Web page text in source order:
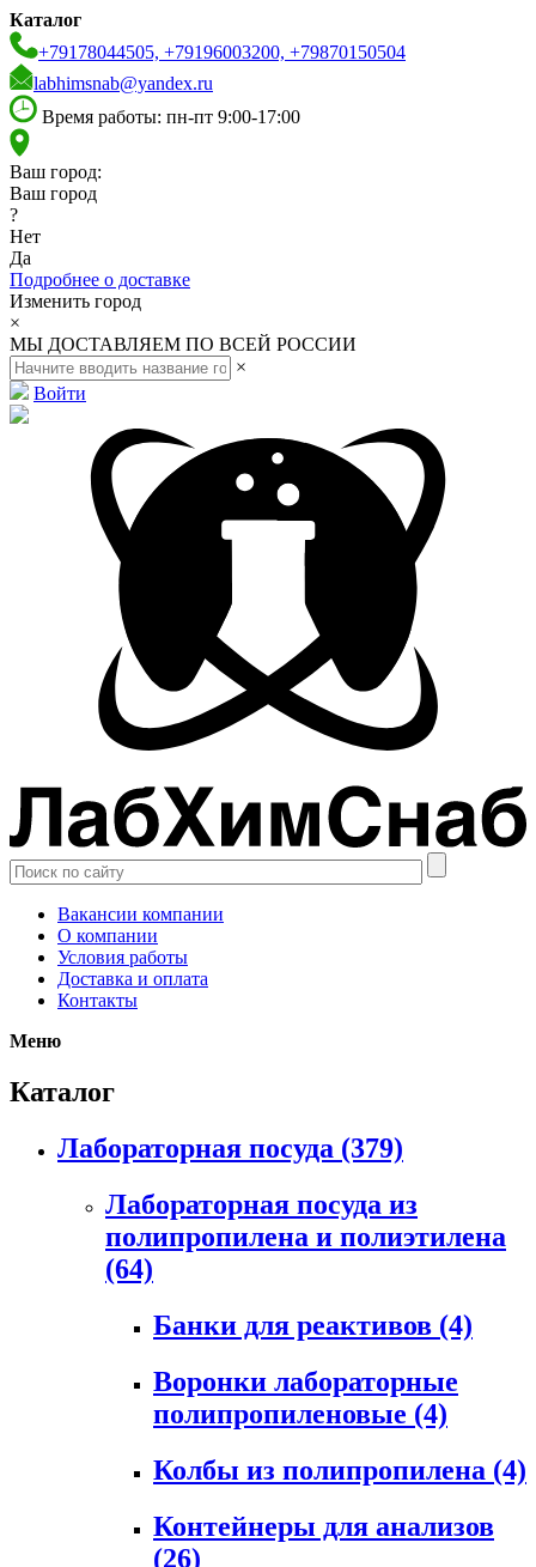
Каталог
+79178044505, +79196003200, +79870150504
labhimsnab@yandex.ru
Время работы: пн-пт 9:00-17:00
Ваш город:
Ваш город
?
Нет
Да
Подробнее о доставке
Изменить город
×
МЫ ДОСТАВЛЯЕМ ПО ВСЕЙ РОССИИ
×
Войти
Вакансии компании
О компании
Условия работы
Доставка и оплата
Контакты
Меню
Каталог
Лабораторная посуда (379)
Лабораторная посуда из
полипропилена и полиэтилена
(64)
Банки для реактивов (4)
Воронки лабораторные
полипропиленовые (4)
Колбы из полипропилена (4)
Контейнеры для анализов
(26)